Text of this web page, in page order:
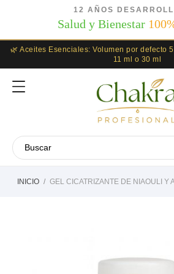
12 AÑOS
Salud y Bienestar
🌿 Aceites Esenciales: Volumen por defecto
11 ml o 30 ml
INICIO GEL CICATRIZANTE DE NIAOULI Y